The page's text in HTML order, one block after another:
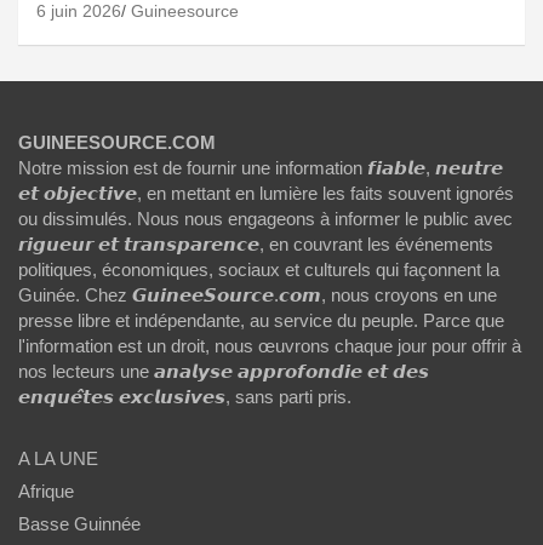
6 juin 2026 Guineesource
GUINEESOURCE.COM
Notre mission est de fournir une information 𝙛𝙞𝙖𝙗𝙡𝙚, 𝙣𝙚𝙪𝙩𝙧𝙚
𝙚𝙩 𝙤𝙗𝙟𝙚𝙘𝙩𝙞𝙫𝙚, en mettant en lumière les faits souvent ignorés
ou dissimulés. Nous nous engageons à informer le public avec
𝙧𝙞𝙜𝙪𝙚𝙪𝙧 𝙚𝙩 𝙩𝙧𝙖𝙣𝙨𝙥𝙖𝙧𝙚𝙣𝙘𝙚, en couvrant les événements
politiques, économiques, sociaux et culturels qui façonnent la
Guinée. Chez 𝙂𝙪𝙞𝙣𝙚𝙚𝙎𝙤𝙪𝙧𝙘𝙚.𝙘𝙤𝙢, nous croyons en une
presse libre et indépendante, au service du peuple. Parce que
l'information est un droit, nous œuvrons chaque jour pour offrir à
nos lecteurs une 𝙖𝙣𝙖𝙡𝙮𝙨𝙚 𝙖𝙥𝙥𝙧𝙤𝙛𝙤𝙣𝙙𝙞𝙚 𝙚𝙩 𝙙𝙚𝙨
𝙚𝙣𝙦𝙪𝙚̂𝙩𝙚𝙨 𝙚𝙭𝙘𝙡𝙪𝙨𝙞𝙫𝙚𝙨, sans parti pris.
A LA UNE
Afrique
Basse Guinnée